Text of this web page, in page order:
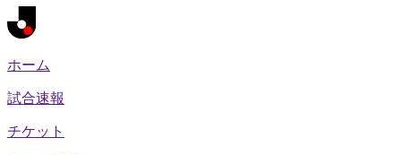
ホーム
試合速報
チケット